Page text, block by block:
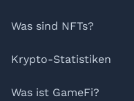
Was sind NFTs?
Krypto-Statistiken
Was ist GameFi?